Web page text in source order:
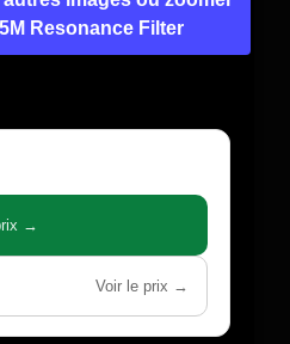
Resonance Filter
→
Voir le prix →